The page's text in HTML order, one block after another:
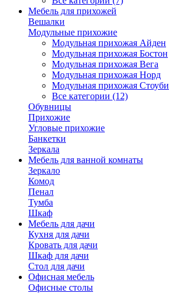
Мебель для прихожей
Вешалки
Модульные прихожие
Модульная прихожая Айден
Модульная прихожая Бостон
Модульная прихожая Вега
Модульная прихожая Норд
Модульная прихожая Стоуби
Все категории (12)
Обувницы
Прихожие
Угловые прихожие
Банкетки
Зеркала
Мебель для ванной комнаты
Зеркало
Комод
Пенал
Тумба
Шкаф
Мебель для дачи
Кухня для дачи
Кровать для дачи
Шкаф для дачи
Стол для дачи
Офисная мебель
Офисные столы